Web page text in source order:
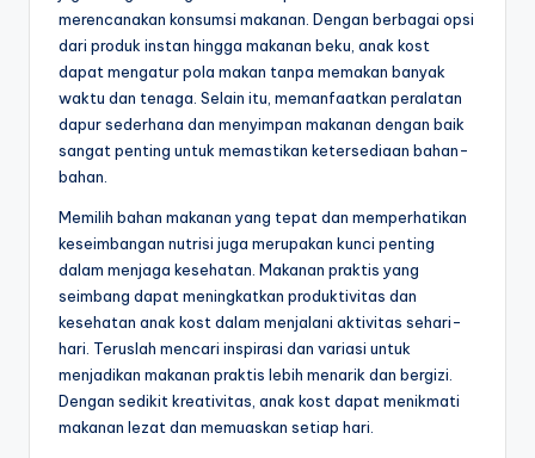
merencanakan konsumsi makanan. Dengan berbagai opsi
dari produk instan hingga makanan beku, anak kost
dapat mengatur pola makan tanpa memakan banyak
waktu dan tenaga. Selain itu, memanfaatkan peralatan
dapur sederhana dan menyimpan makanan dengan baik
sangat penting untuk memastikan ketersediaan bahan-
bahan.
Memilih bahan makanan yang tepat dan memperhatikan
keseimbangan nutrisi juga merupakan kunci penting
dalam menjaga kesehatan. Makanan praktis yang
seimbang dapat meningkatkan produktivitas dan
kesehatan anak kost dalam menjalani aktivitas sehari-
hari. Teruslah mencari inspirasi dan variasi untuk
menjadikan makanan praktis lebih menarik dan bergizi.
Dengan sedikit kreativitas, anak kost dapat menikmati
makanan lezat dan memuaskan setiap hari.